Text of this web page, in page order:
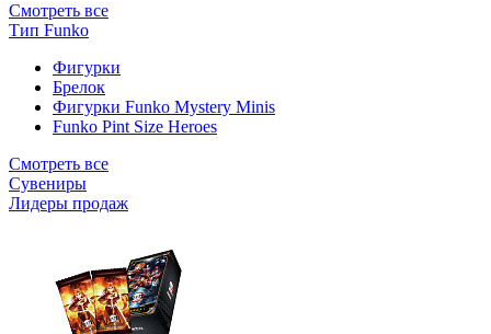
Смотреть все
Тип Funko
Фигурки
Брелок
Фигурки Funko Mystery Minis
Funko Pint Size Heroes
Смотреть все
Сувениры
Лидеры продаж